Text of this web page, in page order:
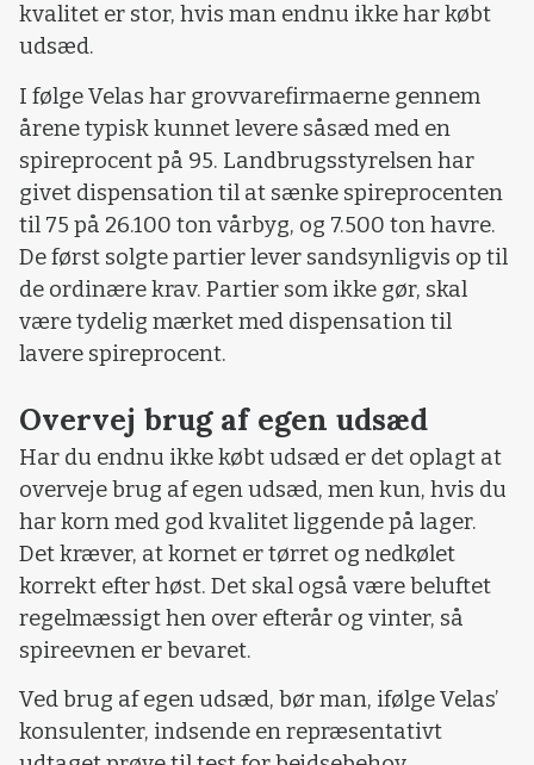
kvalitet er stor, hvis man endnu ikke har købt
udsæd.
I følge Velas har grovvarefirmaerne gennem
årene typisk kunnet levere såsæd med en
spireprocent på 95. Landbrugsstyrelsen har
givet dispensation til at sænke spireprocenten
til 75 på 26.100 ton vårbyg, og 7.500 ton havre.
De først solgte partier lever sandsynligvis op til
de ordinære krav. Partier som ikke gør, skal
være tydelig mærket med dispensation til
lavere spireprocent.
Overvej brug af egen udsæd
Har du endnu ikke købt udsæd er det oplagt at
overveje brug af egen udsæd, men kun, hvis du
har korn med god kvalitet liggende på lager.
Det kræver, at kornet er tørret og nedkølet
korrekt efter høst. Det skal også være beluftet
regelmæssigt hen over efterår og vinter, så
spireevnen er bevaret.
Ved brug af egen udsæd, bør man, ifølge Velas’
konsulenter, indsende en repræsentativt